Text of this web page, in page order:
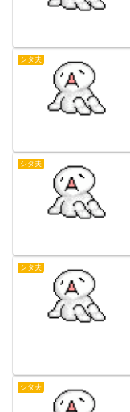
シタ夫
シタ夫
シタ夫
シタ夫